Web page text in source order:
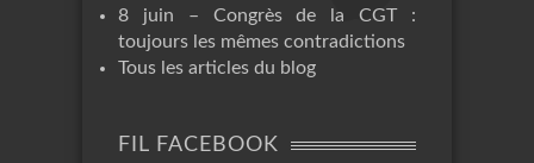
8 juin – Congrès de la CGT :
toujours les mêmes contradictions
Tous les articles du blog
FIL FACEBOOK